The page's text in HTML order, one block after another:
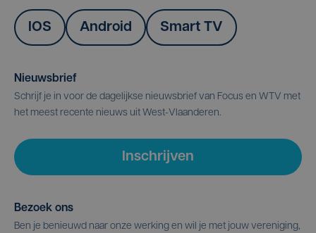
IOS Android Smart TV
Nieuwsbrief
Schrijf je in voor de dagelijkse nieuwsbrief van Focus en WTV met
het meest recente nieuws uit West-Vlaanderen.
Inschrijven
Bezoek ons
Ben je benieuwd naar onze werking en wil je met jouw vereniging,